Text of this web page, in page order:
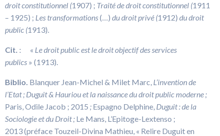
droit constitutionnel (1907) ; Traité de droit constitutionnel (1911
– 1925) ; Les transformations(…) du droit privé (1912) du droit
public (1913).
Cit. : « Le droit public est le droit objectif des services
publics » (1913).
Biblio. Blanquer Jean-Michel & Milet Marc, L’invention de
l’Etat ; Duguit & Hauriou et la naissance du droit public moderne ;
Paris, Odile Jacob ; 2015 ; Espagno Delphine, Duguit : de la
Sociologie et du Droit ; Le Mans, L’Epitoge-Lextenso ;
2013 (préface Touzeil-Divina Mathieu, « Relire Duguit en